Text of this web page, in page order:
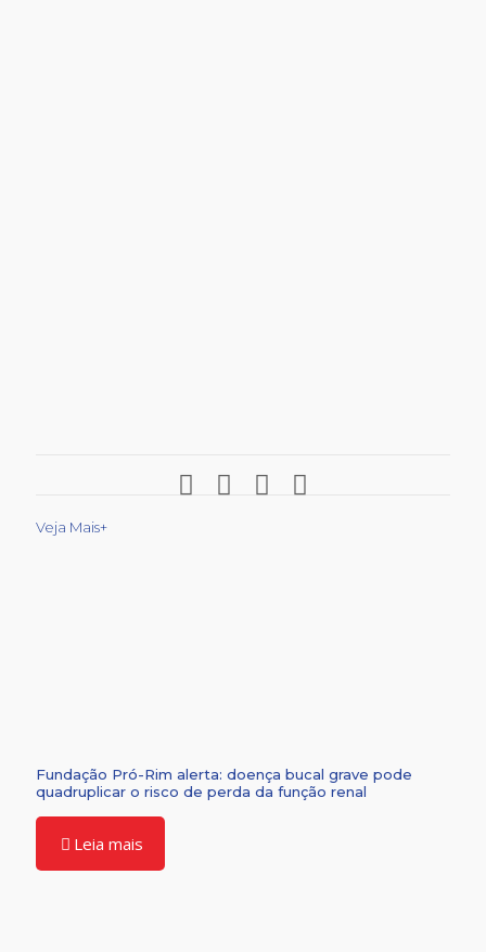
Veja Mais+
Fundação Pró-Rim alerta: doença bucal grave pode
quadruplicar o risco de perda da função renal
Leia mais